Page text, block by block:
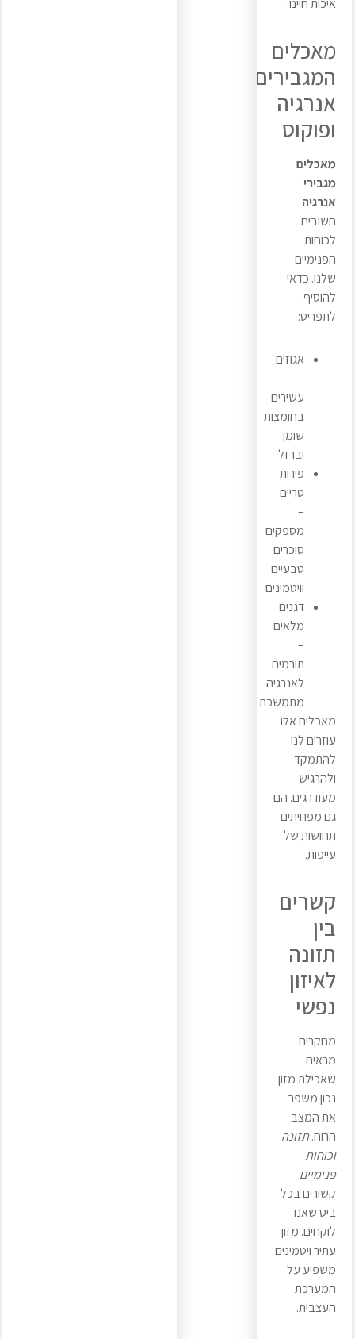
איכות חיינו.
מאכלים
המגבירים
אנרגיה
ופוקוס
מאכלים
מגבירי
אנרגיה
חשובים
לכוחות
הפנימיים
שלנו. כדאי
להוסיף
לתפריט:
אגוזים
–
עשירים
בחומצות
שומן
וברזל
פירות
טריים
–
מספקים
סוכרים
טבעיים
וויטמינים
דגנים
מלאים
–
תורמים
לאנרגיה
מתמשכת
מאכלים אלו
עוזרים לנו
להתמקד
ולהרגיש
מעודרגים. הם
גם מפחיתים
תחושות של
עייפות.
קשרים
בין
תזונה
לאיזון
נפשי
מחקרים
מראים
שאכילת מזון
נכון משפר
את המצב
הרוח.תזונה
וכוחות
פנימיים
קשורים בכל
ביס שאנו
לוקחים. מזון
עתיר ויטמינים
משפיע על
המערכת
העצבית.